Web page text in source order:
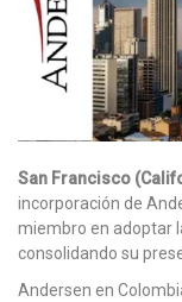
San Francisco
incorporación de
miembro en adoptar
consolidando su
Andersen en